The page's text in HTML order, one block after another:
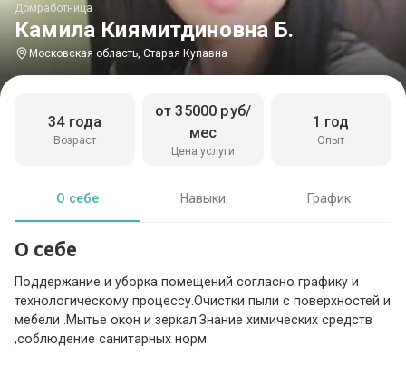
Камила Киямитдиновна Б.
Домработница
Московская область, Старая Купавна
Возраст
34 года
Цена услуги
от 35000 руб/
мес
Опыт
1 год
О себе Навыки График
О себе
Поддержание и уборка помещений согласно графику и
технологическому процессу.Очистки пыли с поверхностей и
мебели .Мытье окон и зеркал.Знание химических средств
,соблюдение санитарных норм.